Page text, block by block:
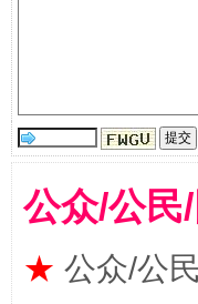
公众/公民
★ 公众/公